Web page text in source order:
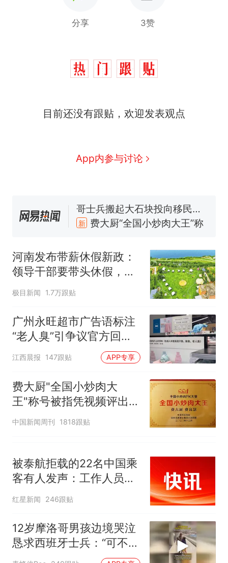
分享 3赞
目前还没有跟贴，欢迎发表观点
App内参与讨论
争议，此前一天内数万人从摩
洛哥涌入西班牙
新 费大厨“全国小炒肉大王”称
号，仅凭视频评出？中国烹饪
窝，原地守1天等它长大：挖了
140多朵
美国一场追捕行动中，一男子
在车辆行驶中爬上车顶跳舞。
笔试第一被第二名传话劝弃考
美国渔民钓获鲨鱼徒手将其拽
回大海 目击者直呼震惊 （视频
来源：参考消息）
西班牙飞地休达边境，摩洛
哥士兵搬起大石块投向移民引
洛哥涌入西班牙
河南发布带薪休假新政：
领导干部要带头休假，推
动全员应休尽休、休满休
足；鼓励3-7天弹性长
假，构建“周五半天+周末
+年假”短途度假模式
极目新闻 1.7万跟贴
广州永旺超市广告语标注
“老人臭”引争议官方回
应：统一上报反馈，门店
江西晨报 147跟贴 APP专享
费大厨"全国小炒肉大
王"称号被指凭视频评出
官方回应
中国新闻周刊 1818跟贴
被泰航拒载的22名中国乘
客有人发声：工作人员承
诺免费改签，最后却自费
红星新闻 246跟贴
12岁摩洛哥男孩边境哭泣
恳求西班牙士兵：“可不可
以不要把我遣返回国”